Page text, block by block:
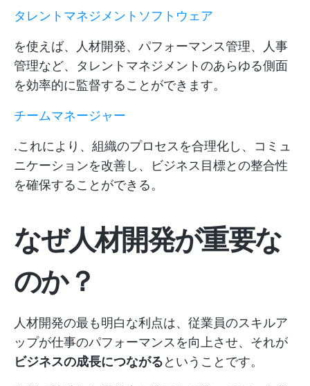
タレントマネジメントソフトウェア
を使えば、人材開発、パフォーマンス管理、人事
管理など、タレントマネジメントのあらゆる側面
を効率的に監督することができます。
チームマネージャー
.これにより、組織のプロセスを合理化し、コミュ
ニケーションを改善し、ビジネス目標との整合性
を確保することができる。
なぜ人材開発が重要な
のか？
人材開発の最も明白な利点は、従業員のスキルア
ップが仕事のパフォーマンスを向上させ、それが
ビジネスの成長につながるということです。